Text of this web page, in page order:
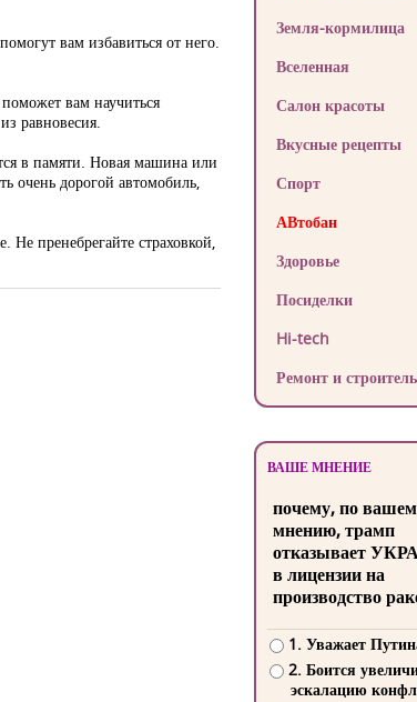
вам избавиться от него.
вам научиться
равновесия.
в памяти. Новая машина или
очень дорогой автомобиль,
пренебрегайте страховкой,
Земля-кормилица
Вселенная
Салон красоты
Вкусные рецепты
Спорт
АВтобан
Здоровье
Посиделки
Hi-tech
Ремонт и
ВАШЕ МНЕНИЕ
почему, по
мнению, трамп
отказывает
в лицензии на
производство
1. Уважает
2. Боится
эскалацию